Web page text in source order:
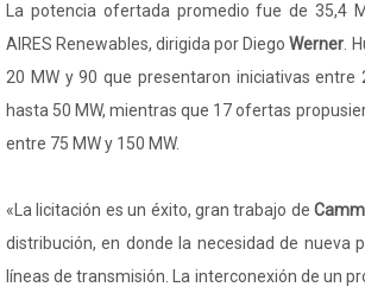
La potencia ofertada promedio fue de 35,4
AIRES Renewables, dirigida por DiegoWerner .
20 MW y 90 que presentaron iniciativas
hasta 50 MW, mientras que 17 ofertas
entre 75 MW y 150 MW.
«La licitación es un éxito, gran trabajo de
distribución, en donde la necesidad de nueva
líneas de transmisión. La interconexión de un